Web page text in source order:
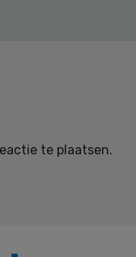
te plaatsen.